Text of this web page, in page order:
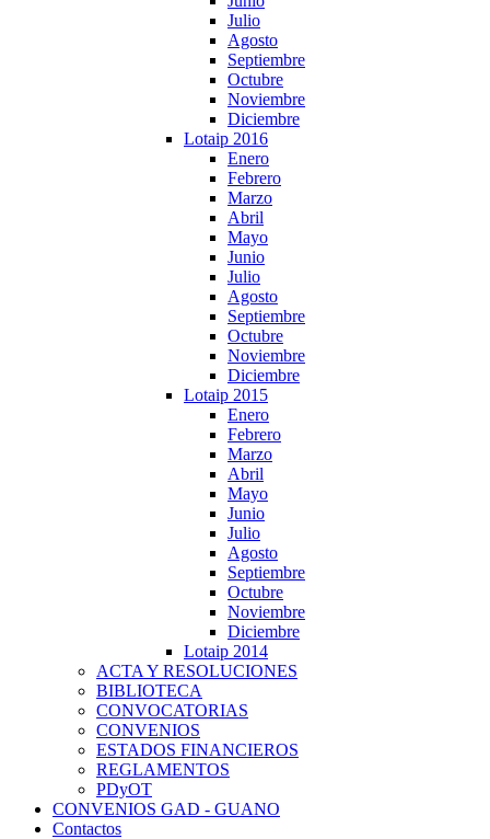
Julio
Agosto
Septiembre
Octubre
Noviembre
Diciembre
Lotaip 2016
Enero
Febrero
Marzo
Abril
Mayo
Junio
Julio
Agosto
Septiembre
Octubre
Noviembre
Diciembre
Lotaip 2015
Enero
Febrero
Marzo
Abril
Mayo
Junio
Julio
Agosto
Septiembre
Octubre
Noviembre
Diciembre
Lotaip 2014
ACTA Y RESOLUCIONES
BIBLIOTECA
CONVOCATORIAS
CONVENIOS
ESTADOS FINANCIEROS
REGLAMENTOS
PDyOT
CONVENIOS GAD - GUANO
Contactos